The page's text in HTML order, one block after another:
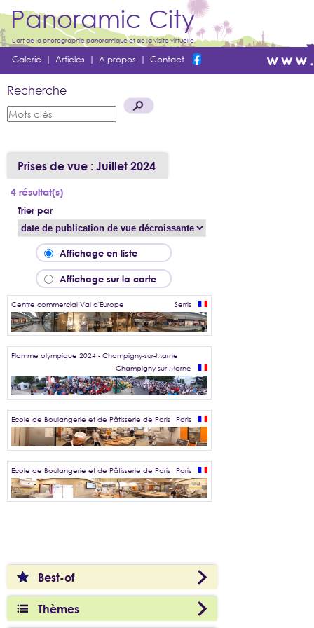
Panoramic City
L'art de la photographie panoramique et de la visite virtuelle
Galerie | Articles | A propos | Contact
Recherche
Best-of
Thèmes
Prises de vue : Juillet 2024
4 résultat(s)
Trier par
Affichage en liste
Affichage sur la carte
Centre commercial Val d'Europe Serris
Flamme olympique 2024 - Champigny-sur-Marne
Champigny-sur-Marne
Ecole de Boulangerie et de Pâtisserie de Paris Paris
Ecole de Boulangerie et de Pâtisserie de Paris Paris